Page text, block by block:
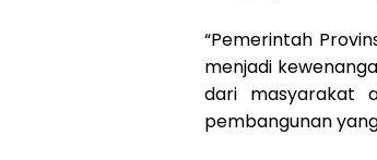
“Pemerintah
menjadi
dari masyarakat
pembangunan